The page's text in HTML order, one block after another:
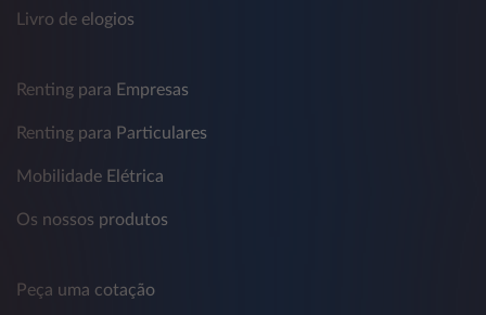
Livro de elogios
Renting para Empresas
Renting para Particulares
Mobilidade Elétrica
Os nossos produtos
Peça uma cotação